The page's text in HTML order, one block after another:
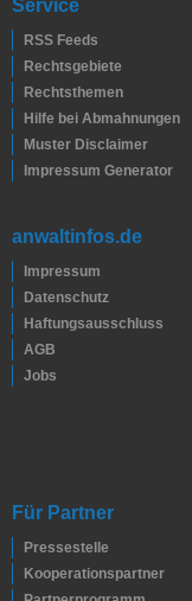
Service
RSS Feeds
Rechtsgebiete
Rechtsthemen
Hilfe bei Abmahnungen
Muster Disclaimer
Impressum Generator
anwaltinfos.de
Impressum
Datenschutz
Haftungsausschluss
AGB
Jobs
Für Partner
Pressestelle
Kooperationspartner